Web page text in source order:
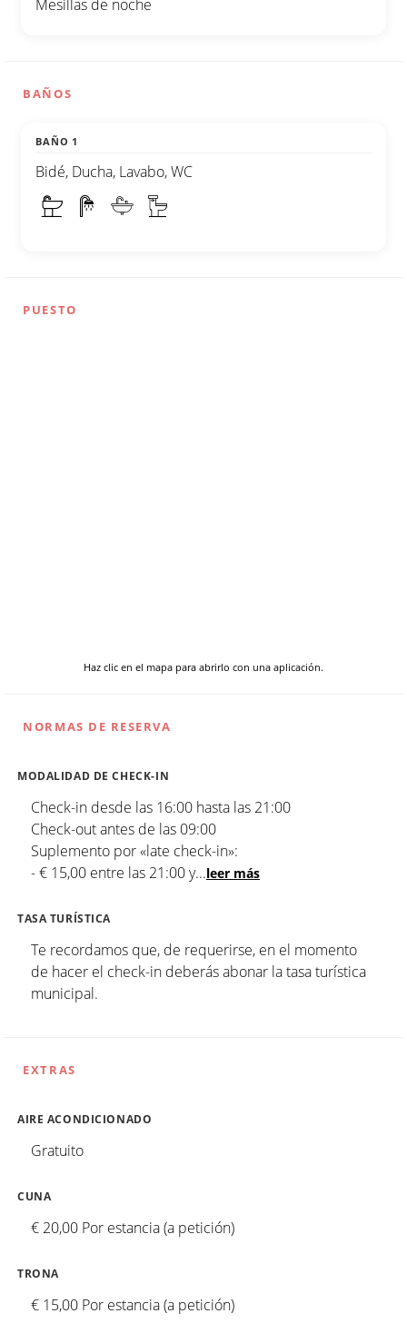
Mesillas de noche
BAÑOS
BAÑO 1
Bidé, Ducha, Lavabo, WC
PUESTO
Haz clic en el mapa para abrirlo con una aplicación.
NORMAS DE RESERVA
MODALIDAD DE CHECK-IN
Check-in desde las 16:00 hasta las 21:00
Check-out antes de las 09:00
Suplemento por «late check-in»:
- € 15,00 entre las 21:00 y...leer más
TASA TURÍSTICA
Te recordamos que, de requerirse, en el momento
de hacer el check-in deberás abonar la tasa turística
municipal.
EXTRAS
AIRE ACONDICIONADO
Gratuito
CUNA
€ 20,00 Por estancia (a petición)
TRONA
€ 15,00 Por estancia (a petición)